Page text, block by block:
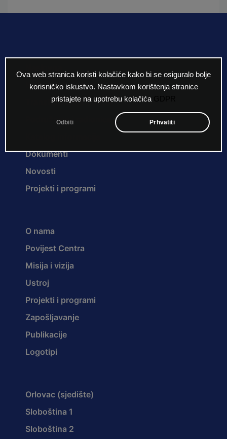
Ova web stranica koristi kolačiće kako bi se osiguralo bolje
korisničko iskustvo. Nastavkom korištenja stranice
pristajete na upotrebu kolačića
Odbiti Prhvatiti
Natječaji za radna mjesta
Transformacija Centra
Podružnice i radionice
Dokumenti
Novosti
Projekti i programi
O nama
Povijest Centra
Misija i vizija
Ustroj
Projekti i programi
Zapošljavanje
Publikacije
Logotipi
Orlovac (sjedište)
Sloboština 1
Sloboština 2